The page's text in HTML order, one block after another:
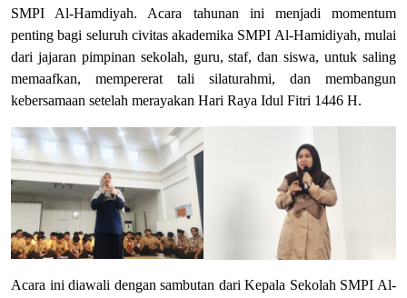
SMPI Al-Hamdiyah. Acara tahunan ini menjadi momentum
penting bagi seluruh civitas akademika SMPI Al-Hamidiyah, mulai
dari jajaran pimpinan sekolah, guru, staf, dan siswa, untuk saling
memaafkan, mempererat tali silaturahmi, dan membangun
kebersamaan setelah merayakan Hari Raya Idul Fitri 1446 H.
Acara ini diawali dengan sambutan dari Kepala Sekolah SMPI Al-